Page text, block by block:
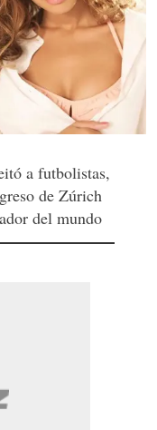
a futbolistas,
de Zúrich
del mundo